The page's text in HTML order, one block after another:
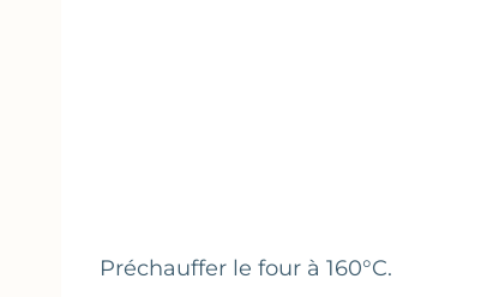
Préchauffer le four à 160°C.